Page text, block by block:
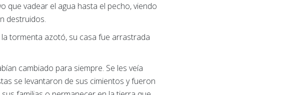
que vadear el agua hasta el pecho, viendo
destruidos.
tormenta azotó, su casa fue arrastrada
cambiado para siempre. Se les veía
se levantaron de sus cimientos y fueron